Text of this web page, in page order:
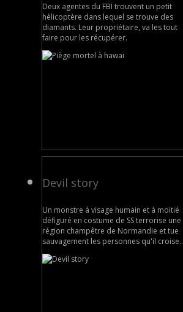
Deux agentes du FBI trouvent un petit
hélicoptère dans lequel se trouve des
diamants. Leur propriétaire, va les tout
faire pour les récupérer.
Devil story
Un monstre à visage humain et à moitié
défiguré en costume de SS terrorise une
région champêtre de Normandie et tue
sauvagement les personnes qu'il croise..